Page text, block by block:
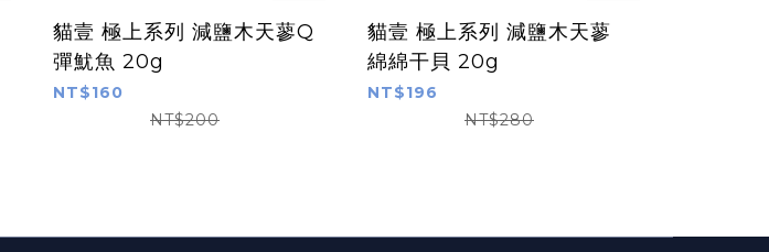
貓壹 極上系列 減鹽木天蓼Q
彈魷魚 20g
NT$160
NT$200
貓壹 極上系列 減鹽木天蓼
綿綿干貝 20g
NT$196
NT$280